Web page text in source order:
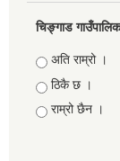
चिङ्गाड
Choices
अति राम्रो ।
ठिकै छ ।
राम्रो छैन ।